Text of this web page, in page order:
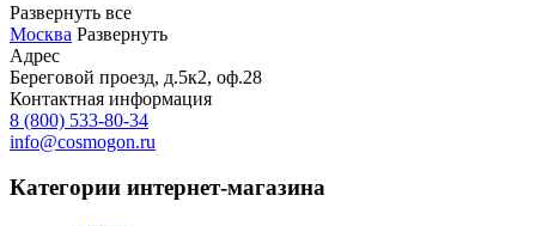
Развернуть все
Москва Развернуть
Адрес
Береговой проезд, д.5к2, оф.28
Контактная информация
8 (800) 533-80-34
info@cosmogon.ru
Категории интернет-магазина